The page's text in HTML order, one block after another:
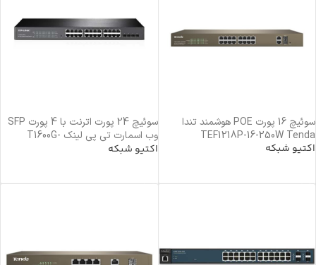
سوئیچ 16 پورت POE هوشمند تندا
TEF1218P-16-250W Tenda
اکتیو شبکه
سوئیچ 24 پورت اترنت با 4 پورت SFP
وب اسمارت تی پی لینک T1600G-
28TS(TL-SG2424) TP-Link
اکتیو شبکه